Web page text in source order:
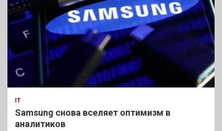
IT
Samsung снова вселяет оптимизм в
аналитиков